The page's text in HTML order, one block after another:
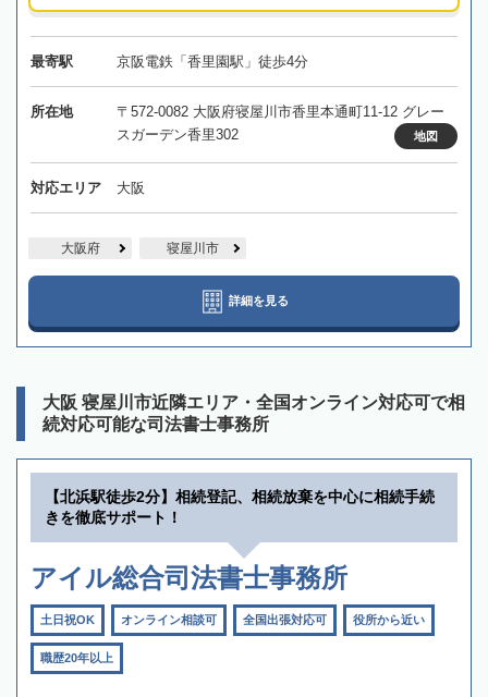
最寄駅 京阪電鉄「香里園駅」徒歩4分
所在地
〒572-0082 大阪府寝屋川市香里本通町11-12 グレー
スガーデン香里302
地図
対応エリア 大阪
大阪府 寝屋川市
詳細を見る
大阪 寝屋川市近隣エリア・全国オンライン対応可で相
続対応可能な司法書士事務所
【北浜駅徒歩2分】相続登記、相続放棄を中心に相続手続
きを徹底サポート！
アイル総合司法書士事務所
土日祝OK オンライン相談可 全国出張対応可 役所から近い
職歴20年以上